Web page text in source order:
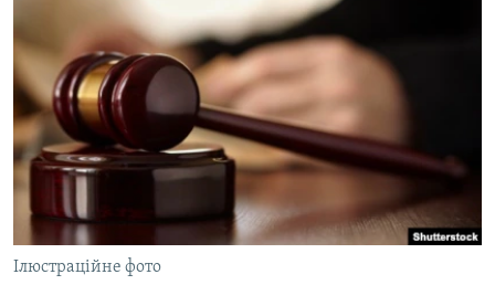
ВСЕ ЗА ДЕНЬ
СПЕЦПРОЕКТИ
ДЕПОРТАЦІЯ
ВІДЕОУРОКИ «ELIFBE»
УКРАЇНСЬКА ПРОБЛЕМА КРИМУ
ІНФОГРАФІКА
ЯК ОБІЙТИ БЛОКУВАННЯ
Русский
Qırımtatar
ДОЛУЧАЙСЯ!
Ілюстраційне фото